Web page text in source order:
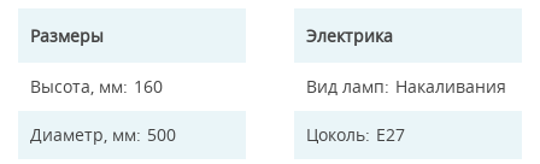
Размеры
Высота, мм 160
Диаметр, мм 500
Электрика
Вид ламп Накаливания
Цоколь E27